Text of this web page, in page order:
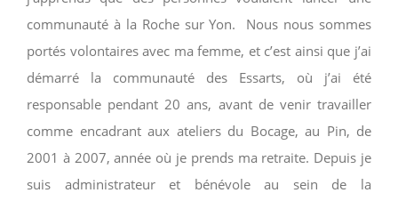
communauté à la Roche sur Yon. Nous nous sommes
portés volontaires avec ma femme, et c’est ainsi que j’ai
démarré la communauté des Essarts, où j’ai été
responsable pendant 20 ans, avant de venir travailler
comme encadrant aux ateliers du Bocage, au Pin, de
2001 à 2007, année où je prends ma retraite. Depuis je
suis administrateur et bénévole au sein de la